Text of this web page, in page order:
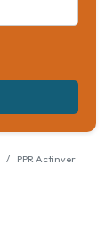
PPR Actinver